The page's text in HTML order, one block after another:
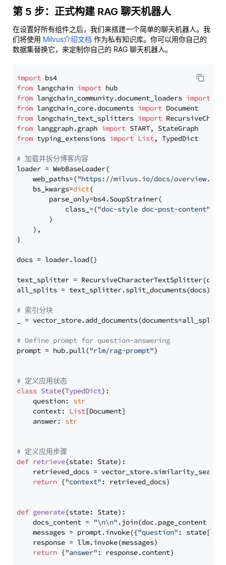
第 5 步：正式构建 RAG 聊天机器人
在设置好所有组件之后，我们来搭建一个简单的聊天机器人。我
们将使用 Milvus介绍文档 作为私有知识库。你可以用你自己的
数据集替换它，来定制你自己的 RAG 聊天机器人。
import
from langchain import
from langchain_community.document_loaders import
from langchain_core.documents import
from langchain_text_splitters import
from langgraph.graph import
from typing_extensions import List, TypedDict
# 加载并拆分博客内容
loader = WebBaseLoader(
    web_paths=(
"https://milvus.io/docs/overview.md"
    bs_kwargs=
dict(
        parse_only=bs4.SoupStrainer(
            class_=(
"doc-style doc-post-content"
        )
    ),
)
docs = loader.load()
text_splitter =
all_splits = text_splitter.split_documents(docs)
# 索引分块
_ = vector_store.add_documents(documents=all_splits)
# Define prompt for question-answering
prompt = hub.pull("rlm/rag-prompt")
# 定义应用状态
class State(TypedDict):
    question:
str
    context:
List[Document]
    answer:
str
# 定义应用步骤
def retrieve(state: State):
retrieved_docs =
return {"context" : retrieved_docs}
def generate(state: State):
    docs_content =
"\n\n" .join(doc.page_content
    messages = prompt.invoke({
"question" : state[
    response = llm.invoke(messages)
return {"answer" : response.content}